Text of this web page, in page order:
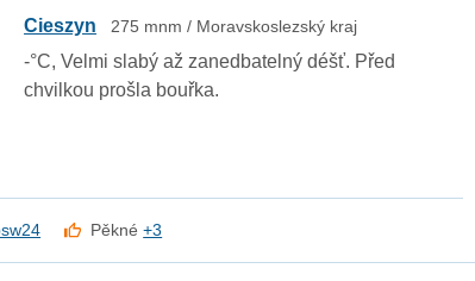
Cieszyn 275 mnm / Moravskoslezský kraj
-°C, Velmi slabý až zanedbatelný déšť. Před
chvilkou prošla bouřka.
Pěkné+3